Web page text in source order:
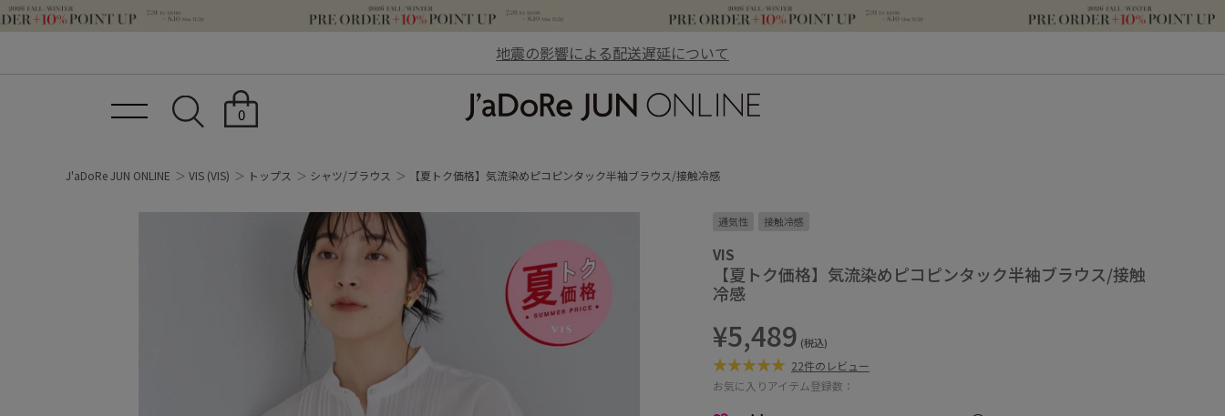
地震の影響による配送遅延について
0
J'aDoRe JUN ONLINE VIS (VIS) トップス シャツ/ブラウス 【夏トク価格】気流染めピコピンタック半袖ブラウス/接触冷感
通気性 接触冷感
VIS
【夏トク価格】気流染めピコピンタック半袖ブラウス/接触
冷感
¥5,489 (税込)
22件のレビュー
お気に入りアイテム登録数：